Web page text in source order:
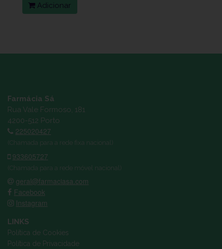
Adicionar
Farmácia Sá
Rua Vale Formoso, 181
4200-512 Porto
225020427
(Chamada para a rede fixa nacional)
933605727
(Chamada para a rede móvel nacional)
geral@farmaciasa.com
Facebook
Instagram
LINKS
Política de Cookies
Política de Privacidade